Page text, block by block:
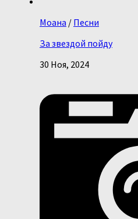
Моана / Песни
За звездой пойду
30 Ноя, 2024